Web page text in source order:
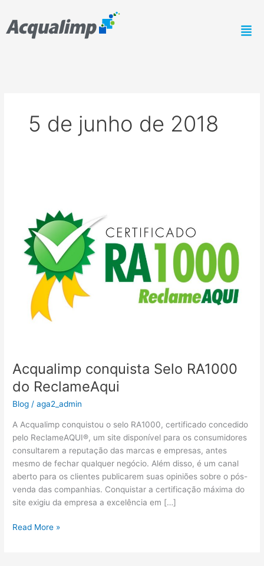
para
5 de junho de 2018
Acqualimp conquista Selo RA1000
do ReclameAqui
Blog /aga2_admin
A Acqualimp conquistou o selo RA1000, certificado concedido
pelo ReclameAQUI®, um site disponível para os consumidores
consultarem a reputação das marcas e empresas, antes
mesmo de fechar qualquer negócio. Além disso, é um canal
aberto para os clientes publicarem suas opiniões sobre o pós-
venda das companhias. Conquistar a certificação máxima do
site exigiu da empresa a excelência em […]
ReclameAqui
Read More »